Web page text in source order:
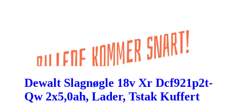
Dewalt Slagnøgle 18v Xr Dcf921p2t-
Qw 2x5,0ah, Lader, Tstak Kuffert